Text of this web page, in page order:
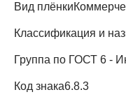
Вид плёнки
Классификация и
Группа по ГОСТ 6 -
Код знака6.8.3